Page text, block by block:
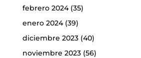
febrero 2024(35)
enero 2024(39)
diciembre 2023(40)
noviembre 2023(56)